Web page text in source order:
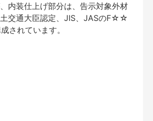
内装仕上げ部分は、告示対象外材
交通大臣認定、JIS、JASのF☆☆
されています。